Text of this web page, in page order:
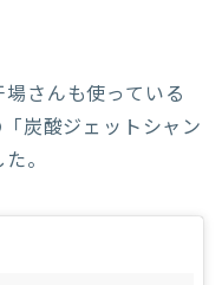
さんも使っている
炭酸ジェットシャン
。